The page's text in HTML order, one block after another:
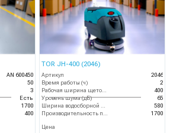
AN 600450
50
3
Есть
1700
400
TOR JH-400 (2046)
Артикул
2046
Время работы (ч)
2
Рабочая ширина щеток (мм)
400
Уровень шума (дБ)
65
Ширина водосборной рейки
580
Производительность по площади (м2/ч)
1700
Цена